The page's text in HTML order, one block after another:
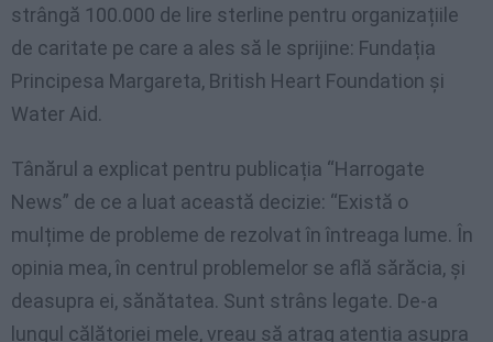
strângă 100.000 de lire sterline pentru organizațiile
de caritate pe care a ales să le sprijine: Fundația
Principesa Margareta, British Heart Foundation și
Water Aid.
Tânărul a explicat pentru publicația “Harrogate
News” de ce a luat această decizie: “Există o
mulțime de probleme de rezolvat în întreaga lume. În
opinia mea, în centrul problemelor se află sărăcia, și
deasupra ei, sănătatea. Sunt strâns legate. De-a
lungul călătoriei mele, vreau să atrag atenția asupra